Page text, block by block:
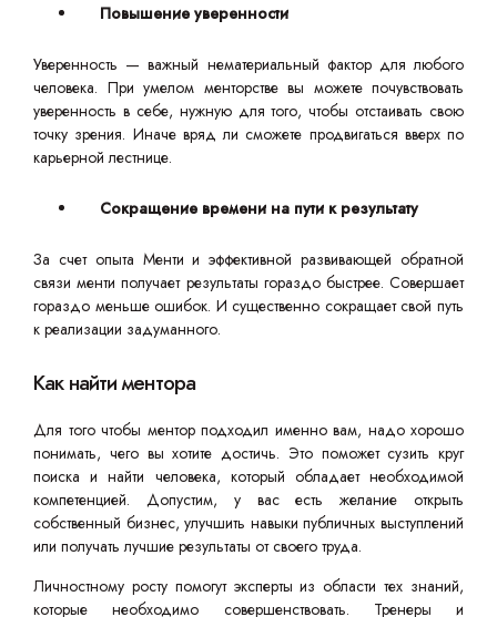
Повышение уверенности
Уверенность — важный нематериальный фактор для любого
человека. При умелом менторстве вы можете почувствовать
уверенность в себе, нужную для того, чтобы отстаивать свою
точку зрения. Иначе вряд ли сможете продвигаться вверх по
карьерной лестнице.
Сокращение времени на пути к результату
За счет опыта Менти и эффективной развивающей обратной
связи менти получает результаты гораздо быстрее. Совершает
гораздо меньше ошибок. И существенно сокращает свой путь
к реализации задуманного.
Как найти ментора
Для того чтобы ментор подходил именно вам, надо хорошо
понимать, чего вы хотите достичь. Это поможет сузить круг
поиска и найти человека, который обладает необходимой
компетенцией. Допустим, у вас есть желание открыть
собственный бизнес, улучшить навыки публичных выступлений
или получать лучшие результаты от своего труда.
Личностному росту помогут эксперты из области тех знаний,
которые необходимо совершенствовать. Тренеры и